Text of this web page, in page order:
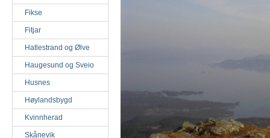
Fikse
Fitjar
Hatlestrand og Ølve
Haugesund og Sveio
Husnes
Høylandsbygd
Kvinnherad
Skånevik